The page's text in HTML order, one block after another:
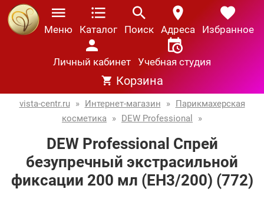
Меню Каталог Поиск Адреса Избранное
Личный кабинет Учебная студия
Корзина
vista-centr.ru » Интернет-магазин » Парикмахерская
косметика » DEW Professional »
DEW Professional Спрей
безупречный экстрасильной
фиксации 200 мл (ЕН3/200) (772)